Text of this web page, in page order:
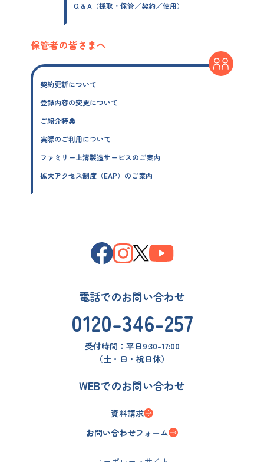
Q & A（採取・保管／契約／使用）
保管者の皆さまへ
契約更新について
登録内容の変更について
ご紹介特典
実際のご利用について
ファミリー上清製造サービスのご案内
拡大アクセス制度（EAP）のご案内
電話でのお問い合わせ
0120-346-257
受付時間： 平日9:30-17:00
（土・日・祝日休）
WEBでのお問い合わせ
資料請求
お問い合わせフォーム